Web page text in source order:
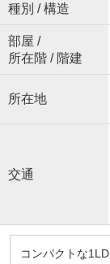
種別 / 構造
部屋 /
所在階 / 階建
所在地
交通
コンパクトな